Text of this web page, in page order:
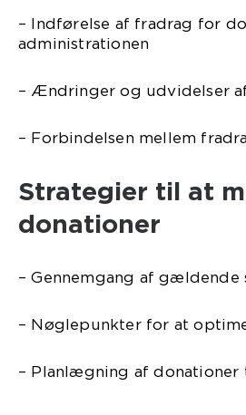
– Indførelse af fradrag for
administrationen
– Ændringer og udvidelser
– Forbindelsen mellem
Strategier til at
donationer
– Gennemgang af
– Nøglepunkter for at
– Planlægning af donationer